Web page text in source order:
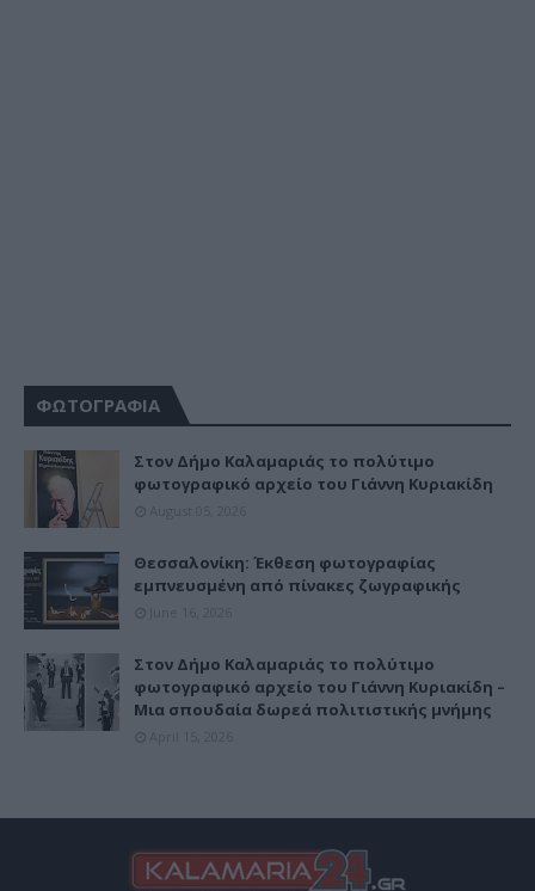
ΦΩΤΟΓΡΑΦΙΑ
Στον Δήμο Καλαμαριάς το πολύτιμο
φωτογραφικό αρχείο του Γιάννη Κυριακίδη
Θεσσαλονίκη: Έκθεση φωτογραφίας
εμπνευσμένη από πίνακες ζωγραφικής
Στον Δήμο Καλαμαριάς το πολύτιμο
φωτογραφικό αρχείο του Γιάννη Κυριακίδη –
Μια σπουδαία δωρεά πολιτιστικής μνήμης